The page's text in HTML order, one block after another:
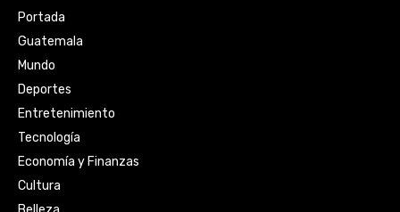
Portada
Guatemala
Mundo
Deportes
Entretenimiento
Tecnología
Economía y Finanzas
Cultura